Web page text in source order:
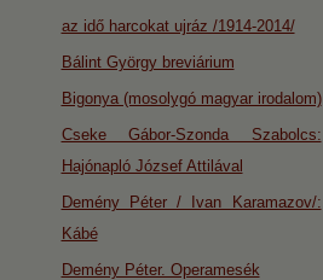
az idő harcokat ujráz /1914-2014/
Bálint György breviárium
Bigonya (mosolygó magyar irodalom)
Cseke Gábor-Szonda Szabolcs:
Hajónapló József Attilával
Demény Péter / Ivan Karamazov/:
Kábé
Demény Péter. Operamesék